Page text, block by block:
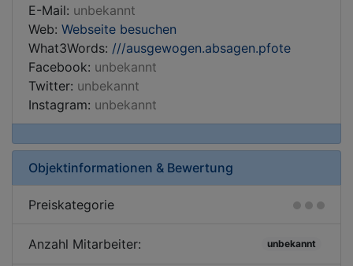
E-Mail: unbekannt
Web: Webseite besuchen
What3Words: ///ausgewogen.absagen.pfote
Facebook: unbekannt
Twitter: unbekannt
Instagram: unbekannt
Objektinformationen & Bewertung
Preiskategorie
Anzahl Mitarbeiter: unbekannt